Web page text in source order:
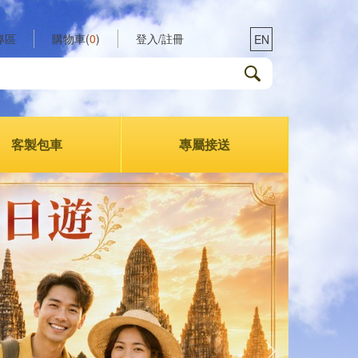
區 購物車(0) 登入/註冊 EN
客製包車 專屬接送